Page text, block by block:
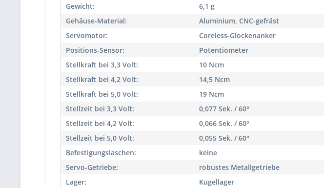
Gewicht:
6,1 g
Gehäuse-Material:
Aluminium, CNC-gefräst
Servomotor:
Coreless-Glockenanker
Positions-Sensor:
Potentiometer
Stellkraft bei 3,3 Volt:
10 Ncm
Stellkraft bei 4,2 Volt:
14,5 Ncm
Stellkraft bei 5,0 Volt:
19 Ncm
Stellzeit bei 3,3 Volt:
0,077 Sek. / 60°
Stellzeit bei 4,2 Volt:
0,066 Sek. / 60°
Stellzeit bei 5,0 Volt:
0,055 Sek. / 60°
Befestigungslaschen:
keine
Servo-Getriebe:
robustes Metallgetriebe
Lager:
Kugellager